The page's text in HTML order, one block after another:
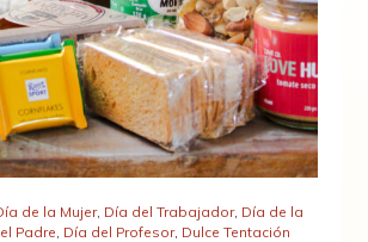
de la Mujer, Día del Trabajador, Día de la
Padre Día del Profesor, Dulce Tentación